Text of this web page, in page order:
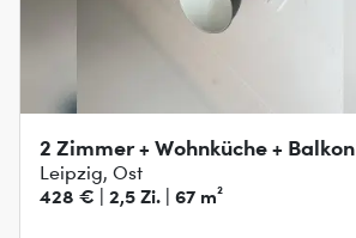
2 Zimmer + Wohnküche + Balkon
Leipzig, Ost
428 € | 2,5 Zi. | 67 m²